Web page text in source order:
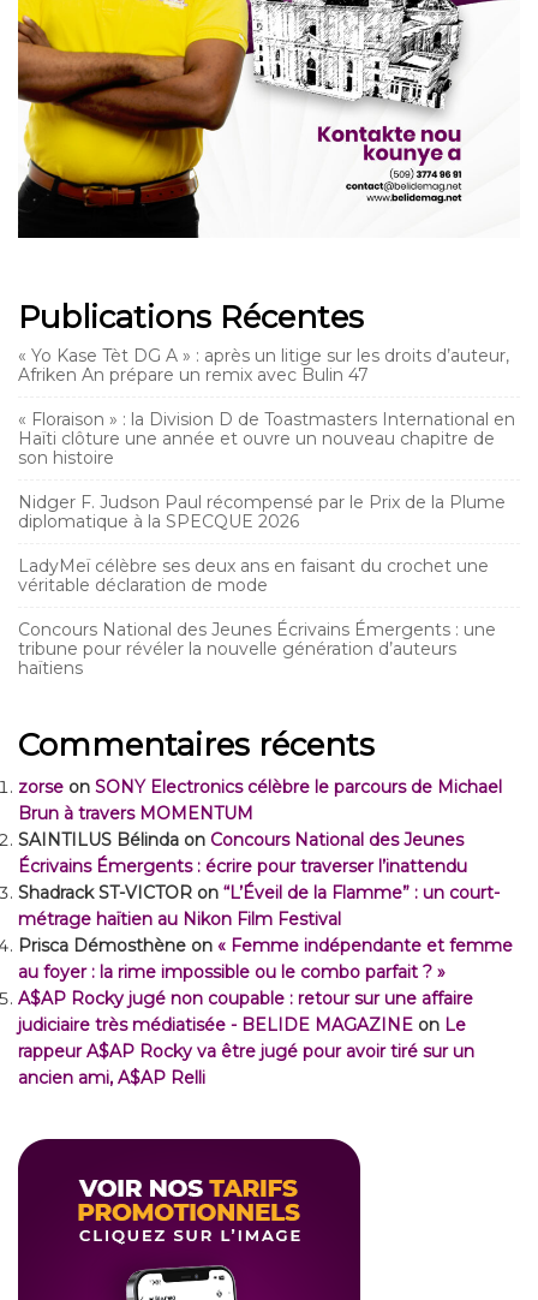
Publications Récentes
« Yo Kase Tèt DG A » : après un litige sur les droits d’auteur,
Afriken An prépare un remix avec Bulin 47
« Floraison » : la Division D de Toastmasters International en
Haïti clôture une année et ouvre un nouveau chapitre de
son histoire
Nidger F. Judson Paul récompensé par le Prix de la Plume
diplomatique à la SPECQUE 2026
LadyMeï célèbre ses deux ans en faisant du crochet une
véritable déclaration de mode
Concours National des Jeunes Écrivains Émergents : une
tribune pour révéler la nouvelle génération d’auteurs
haïtiens
Commentaires récents
zorse on SONY Electronics célèbre le parcours de Michael
Brun à travers MOMENTUM
SAINTILUS Bélinda on Concours National des Jeunes
Écrivains Émergents : écrire pour traverser l’inattendu
Shadrack ST-VICTOR on “L’Éveil de la Flamme” : un court-
métrage haïtien au Nikon Film Festival
Prisca Démosthène on « Femme indépendante et femme
au foyer : la rime impossible ou le combo parfait ? »
A$AP Rocky jugé non coupable : retour sur une affaire
judiciaire très médiatisée - BELIDE MAGAZINE on Le
rappeur A$AP Rocky va être jugé pour avoir tiré sur un
ancien ami, A$AP Relli